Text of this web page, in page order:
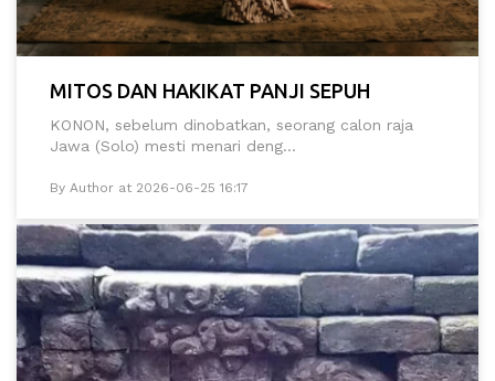
MITOS DAN HAKIKAT PANJI SEPUH
KONON, sebelum dinobatkan, seorang calon raja
Jawa (Solo) mesti menari deng...
By Author at 2026-06-25 16:17